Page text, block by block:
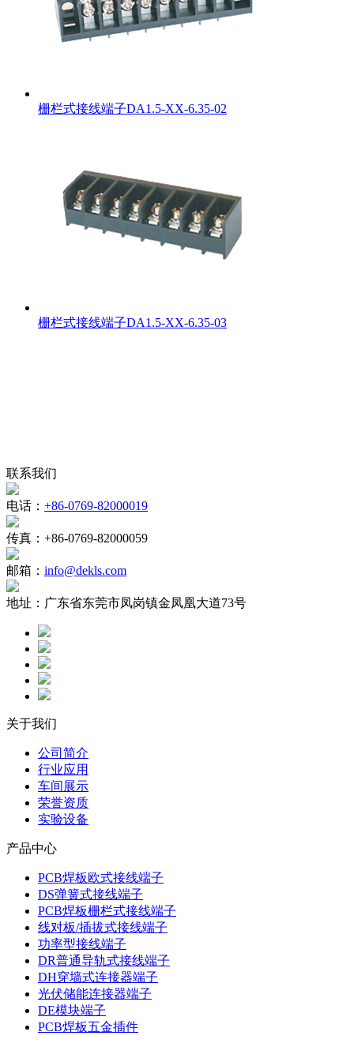
栅栏式接线端子DA1.5-XX-6.35-02
栅栏式接线端子DA1.5-XX-6.35-03
联系我们
电话： +86-0769-82000019
传真： +86-0769-82000059
邮箱： info@dekls.com
地址： 广东省东莞市凤岗镇金凤凰大道73号
关于我们
公司简介
行业应用
车间展示
荣誉资质
实验设备
产品中心
PCB焊板欧式接线端子
DS弹簧式接线端子
PCB焊板栅栏式接线端子
线对板/插拔式接线端子
功率型接线端子
DR普通导轨式接线端子
DH穿墙式连接器端子
光伏储能连接器端子
DE模块端子
PCB焊板五金插件